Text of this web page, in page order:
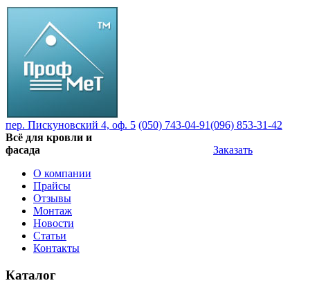
пер. Пискуновский 4, оф. 5 (050) 743-04-91(096) 853-31-42
Всё для кровли и
фасада
Заказать
О компании
Прайсы
Отзывы
Монтаж
Новости
Статьи
Контакты
Каталог